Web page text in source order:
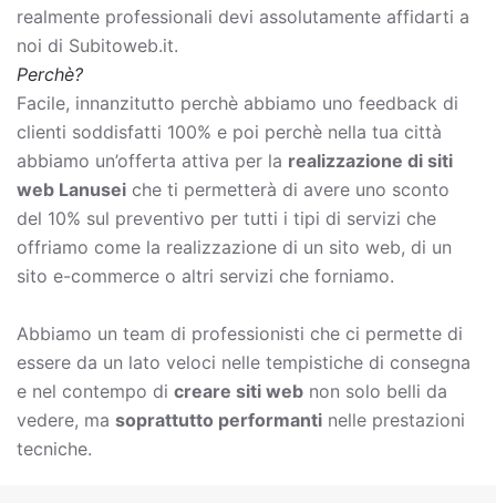
realmente professionali devi assolutamente affidarti a
noi di Subitoweb.it.
Perchè?
Facile, innanzitutto perchè abbiamo uno feedback di
clienti soddisfatti 100% e poi perchè nella tua città
abbiamo un’offerta attiva per la realizzazione di siti
web Lanusei che ti permetterà di avere uno sconto
del 10% sul preventivo per tutti i tipi di servizi che
offriamo come la realizzazione di un sito web, di un
sito e-commerce o altri servizi che forniamo.
Abbiamo un team di professionisti che ci permette di
essere da un lato veloci nelle tempistiche di consegna
e nel contempo di creare siti web non solo belli da
vedere, ma soprattutto performanti nelle prestazioni
tecniche.